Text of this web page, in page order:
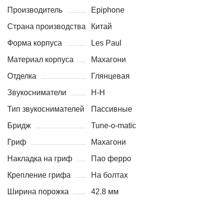
Производитель
Epiphone
Страна производства
Китай
Форма корпуса
Les Paul
Материал корпуса
Махагони
Отделка
Глянцевая
Звукосниматели
H-H
Тип звукоснимателей
Пассивные
Бридж
Tune-o-matic
Гриф
Махагони
Накладка на гриф
Пао ферро
Крепление грифа
На болтах
Ширина порожка
42.8 мм